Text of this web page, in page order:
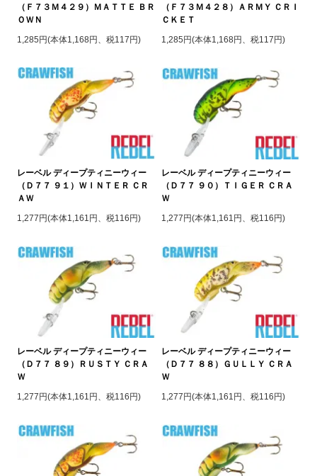
（Ｆ７３Ｍ４２９）ＭＡＴＴＥ ＢＲ
ＯＷＮ
1,285円(本体1,168円、税117円)
（Ｆ７３Ｍ４２８）ＡＲＭＹ ＣＲＩ
ＣＫＥＴ
1,285円(本体1,168円、税117円)
レーベル ディープティニーウィー
（Ｄ７７ ９１）ＷＩＮＴＥＲ ＣＲ
ＡＷ
1,277円(本体1,161円、税116円)
レーベル ディープティニーウィー
（Ｄ７７ ９０）ＴＩＧＥＲ ＣＲＡ
Ｗ
1,277円(本体1,161円、税116円)
レーベル ディープティニーウィー
（Ｄ７７ ８９）ＲＵＳＴＹ ＣＲＡ
Ｗ
1,277円(本体1,161円、税116円)
レーベル ディープティニーウィー
（Ｄ７７ ８８）ＧＵＬＬＹ ＣＲＡ
Ｗ
1,277円(本体1,161円、税116円)